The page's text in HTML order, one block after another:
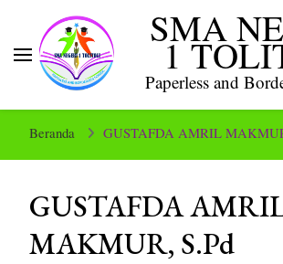
SMA
1
Paperless and
Beranda GUSTAFDA AMRIL
GUSTAFDA
MAKMUR, S.Pd